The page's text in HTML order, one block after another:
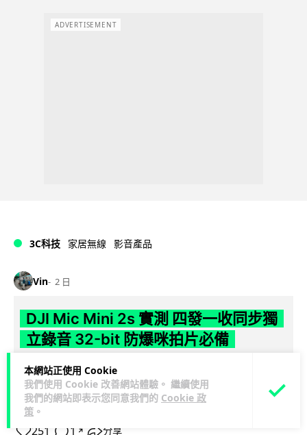
本網站正使用 Cookie
我們使用 Cookie 改善網站體驗。 繼續使用
我們的網站即表示您同意我們的 Cookie 政
策 。
ADVERTISEMENT
3C科技 家居無線 影音產品
Vin 2 日
DJI Mic Mini 2s 實測 四發一收同步獨
立錄音 32-bit 防爆咪拍片必備
DJI 最新推出的 Mic Mini 2s 無線咪支援「四發一收」分軌錄
音，並首度下放 32-bit Float 浮點內錄功能。本文經實測其...
閱讀全文
251 1 ↗ 分享